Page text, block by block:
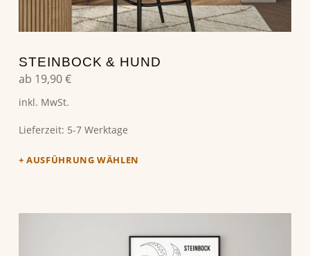
STEINBOCK & HUND
ab 19,90€
inkl. MwSt.
Lieferzeit: 5-7 Werktage
AUSFÜHRUNG WÄHLEN